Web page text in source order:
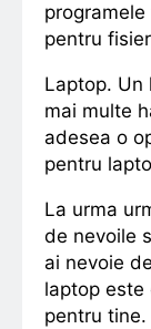
pentru
Laptop. Un
mai multe
adesea o
pentru
La urma
de nevoile
ai nevoie
laptop este
pentru tine.